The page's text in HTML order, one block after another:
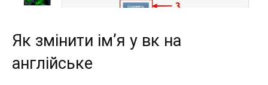
Як змінити ім’я у вк на
англійське